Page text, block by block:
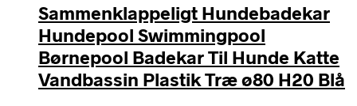
Sammenklappeligt Hundebadekar
Hundepool Swimmingpool
Børnepool Badekar Til Hunde Katte
Vandbassin Plastik Træ ø80 H20 Blå